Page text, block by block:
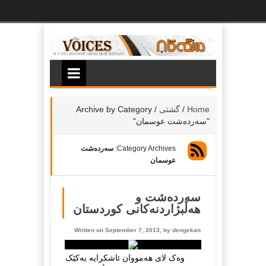
Home
/ گشتی /
Archive by Category
"سەردەشت عوسمان"
Category Archives: سەردەشت
عوسمان
سەردەشت و
هەڵبژاردنەکانی کوردستان
Written on September 7, 2013, by dengekan
وەک لای هەمووان ئاشکرایە یەکێک